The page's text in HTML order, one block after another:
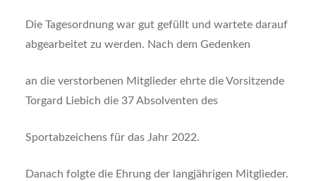
Die Tagesordnung war gut gefüllt und wartete darauf
abgearbeitet zu werden. Nach dem Gedenken
an die verstorbenen Mitglieder ehrte die Vorsitzende
Torgard Liebich die 37 Absolventen des
Sportabzeichens für das Jahr 2022.
Danach folgte die Ehrung der langjährigen Mitglieder.